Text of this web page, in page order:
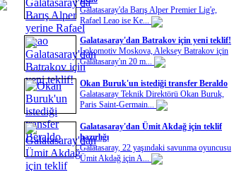
Galatasaray'da Barış Alper Premier Lig'e,
Rafael Leao ise Ke...
Galatasaray'dan Batrakov için yeni teklif!
Lokomotiv Moskova, Aleksey Batrakov için
Galatasaray'ın 20 m...
Okan Buruk'un istediği transfer Beraldo
Galatasaray Teknik Direktörü Okan Buruk,
Paris Saint-Germain...
Galatasaray'dan Ümit Akdağ için teklif
hazırlığı
Galatasaray, 22 yaşındaki savunma oyuncusu
Ümit Akdağ için A...